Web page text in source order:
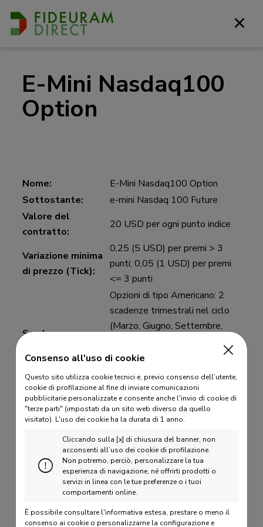
E-Mini Nasdaq100
Option
Nome:
E-Mini Nasdaq100 Option
Sottostante:
e-mini Nasdaq 100 Future
Valore del
contratto:
20 USD per ogni punto indice
Variazione minima
di prezzo (Tick):
0,25 (5 USD) per premi > 3
punti; 0,05 (1 USD) per premi
<= 3 punti
Scadenze
Opzioni di tipo Americano: 2
scadenze trimestrali nel ciclo
(Marzo, Giugno, Settembre,
mensili. Opzioni di tipo Europeo:
4 scadenze mensili.
Consulta il
calendario
Ultimo giorno di
negoziazione:
Opzioni di tipo Americano.
Terzo venerdì del mese di
scadenza. Opzioni di tipo
Europeo. Ultimo giorno di
Borsa aperta del mese di
scadenza.Consulta il calendario
Esercizio:
Opzioni di tipo Americano.
(Scadenze Trimestrali). Opzioni
Consenso all'uso di cookie
Questo sito utilizza cookie tecnici e, previo consenso dell’utente,
cookie di profilazione al fine di inviare comunicazioni
pubblicitarie personalizzate e consente anche l'invio di cookie di
"terze parti" (impostati da un sito web diverso da quello
visitato). L'uso dei cookie ha la durata di 1 anno.
Cliccando sulla [x] di chiusura del banner, non
acconsenti all’uso dei cookie di profilazione.
Non potremo, perciò, personalizzare la tua
esperienza di navigazione, né offrirti prodotti o
servizi in linea con le tue preferenze o i tuoi
comportamenti online.
È possibile consultare l'informativa estesa, prestare o meno il
consenso ai cookie o personalizzarne la configurazione e